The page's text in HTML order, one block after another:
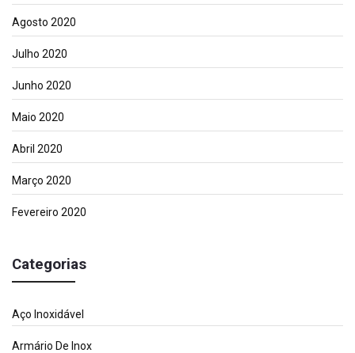
Agosto 2020
Julho 2020
Junho 2020
Maio 2020
Abril 2020
Março 2020
Fevereiro 2020
Categorias
Aço Inoxidável
Armário De Inox